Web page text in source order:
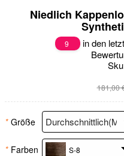
Niedlich
9
in den
181,00
* Größe
* Farben S-8